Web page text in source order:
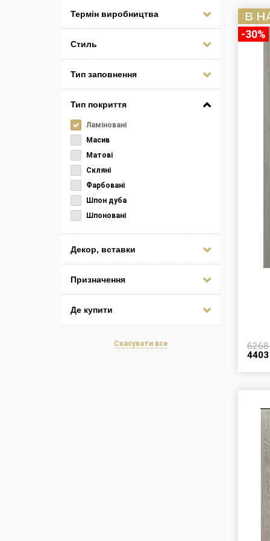
Термін виробництва
Стиль
Тип заповнення
Тип покриття
Ламіновані
Масив
Матові
Скляні
Фарбовані
Шпон дуба
Шпоновані
Декор, вставки
Призначення
Де купити
Скасувати все
-30%